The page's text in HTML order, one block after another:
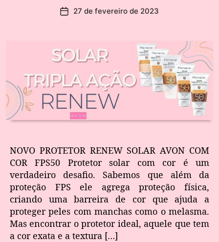
27 de fevereiro de 2023
NOVO PROTETOR RENEW SOLAR AVON COM
COR FPS50 Protetor solar com cor é um
verdadeiro desafio. Sabemos que além da
proteção FPS ele agrega proteção física,
criando uma barreira de cor que ajuda a
proteger peles com manchas como o melasma.
Mas encontrar o protetor ideal, aquele que tem
a cor exata e a textura […]